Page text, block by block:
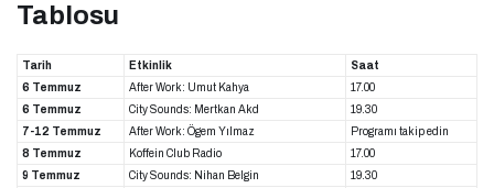
Tablosu
Tarih Etkinlik
Saat
6 Temmuz
After Work: Umut Kahya
17.00
6 Temmuz
City Sounds: Mertkan Akd
19.30
7-12 Temmuz
After Work: Ögem Yılmaz
Programı takip edin
8 Temmuz
Koffein Club Radio
17.00
9 Temmuz
City Sounds: Nihan Belgin
19.30